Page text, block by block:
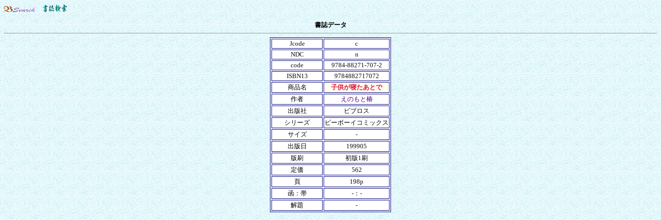
書誌データ
Jcode
c
NDC
n
code
9784-88271-707-2
ISBN13
9784882717072
商品名
子供が寝たあとで
作者
えのもと椿
出版社
ビブロス
シリーズ
ビーボーイコミックス
サイズ
-
出版日
199905
版刷
初版1刷
定価
562
頁
198p
函：帯
-：-
解題
-